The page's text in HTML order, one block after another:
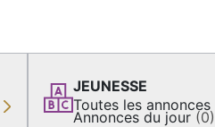
JEUNESSE
Toutes les annonces
Annonces du jour (0)